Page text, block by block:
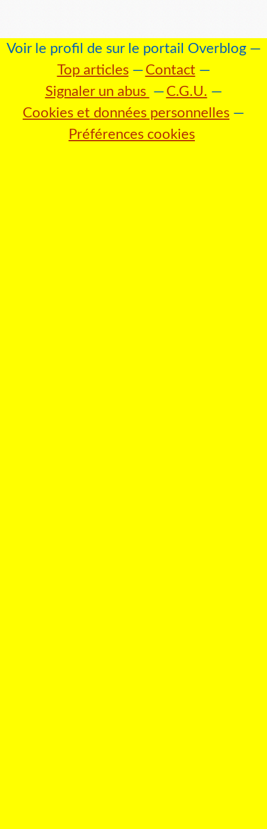
Voir le profil de sur le portail Overblog
Top articles
Contact
Signaler un abus
C.G.U.
Cookies et données personnelles
Préférences cookies